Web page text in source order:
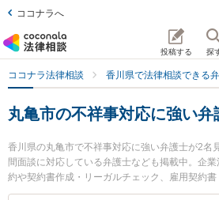
ココナラへ
投稿する 探
ココナラ法律相談 香川県で法律相談できる
丸亀市の不祥事対応に強い弁
香川県の丸亀市で不祥事対応に強い弁護士が2名
間面談に対応している弁護士なども掲載中。企
約や契約書作成・リーガルチェック、雇用契約
野での絞り込み検索もでき便利です。特にはる